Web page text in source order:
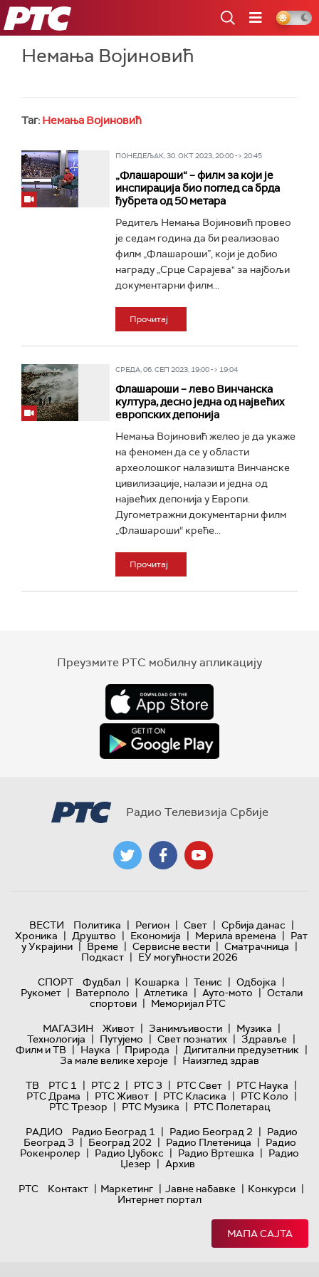
РТС
Немања Војиновић
Таг: Немања Војиновић
ПОНЕДЕЉАК, 30. ОКТ 2023, 20:00 -> 20:45
„Флашароши“ – филм за који је
инспирација био поглед са брда
ђубрета од 50 метара
Редитељ Немања Војиновић провео
је седам година да би реализовао
филм „Флашароши”, који је добио
награду „Срце Сарајева" за најбољи
документарни филм...
Прочитај
СРЕДА, 06. СЕП 2023, 19:00 -> 19:04
Флашароши – лево Винчанска
култура, десно једна од највећих
европских депонија
Немања Војиновић желео је да укаже
на феномен да се у области
археолошког налазишта Винчанске
цивилизације, налази и једна од
највећих депонија у Европи.
Дугометражни документарни филм
„Флашароши“ креће...
Прочитај
Преузмите РТС мобилну апликацију
Радио Телевизија Србије
ВЕСТИ Политика | Регион | Свет | Србија данас |
Хроника | Друштво | Економија | Мерила времена | Рат
у Украјини | Време | Сервисне вести | Сматрачница |
Подкаст | ЕУ могућности 2026
СПОРТ
Фудбал | Кошарка | Тенис | Одбојка |
Рукомет | Ватерполо | Атлетика | Ауто-мото | Остали
спортови | Меморијал РТС
МАГАЗИН
Живот | Занимљивости | Музика |
Технологијa | Путујемо | Свет познатих | Здравље |
Филм и ТВ | Наука | Природа | Дигитални предузетник |
За мале велике хероје | Наизглед здрав
ТВ
РТС 1 | РТС 2 | РТС 3 | РТС Свет | РТС Наука |
РТС Драма | РТС Живот | РТС Класика | РТС Коло |
РТС Трезор | РТС Музика | РТС Полетарац
РАДИО
Радио Београд 1 | Радио Београд 2 | Радио
Београд 3 | Београд 202 | Радио Плетеница | Радио
Рокенролер | Радио Џубокс | Радио Вртешка | Радио
Џезер | Архив
РТС
Контакт | Маркетинг | Јавне набавке | Конкурси |
Интернет портал
МАПА САЈТА